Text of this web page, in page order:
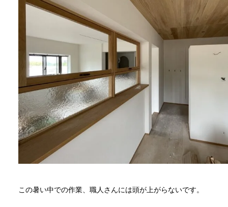
この暑い中での作業、職人さんには頭が上がらないです。